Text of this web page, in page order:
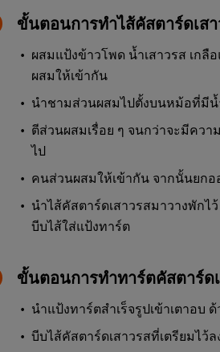
ขั้นตอนการทำไส้คัสตาร์ดเส
ผสมแป้งข้าวโพด น้ำเสาวรส เก
ผสมให้เข้ากัน
นำชามส่วนผสมไปตั้งบนหม้อที่มีน้
ตีส่วนผสมเรื่อย ๆ จนกว่าจะมีคว
ไป
คนส่วนผสมให้เข้ากัน จากนั้นยกอ
นำไส้คัสตาร์ดเสาวรสมาวางพักไ
บีบไส้ใส่แป้งทาร์ต
ขั้นตอนการทำทาร์ตคัสตาร์ด
นำแป้งทาร์ตสำเร็จรูปเข้าเตาอบ
บีบไส้คัสตาร์ดเสาวรสที่เตรียมไว้